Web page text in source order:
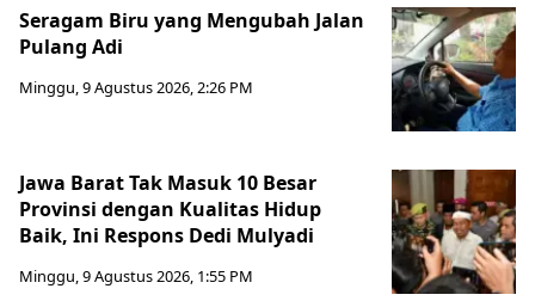
Seragam Biru yang Mengubah Jalan
Pulang Adi
Minggu, 9 Agustus 2026, 2:26 PM
Jawa Barat Tak Masuk 10 Besar
Provinsi dengan Kualitas Hidup
Baik, Ini Respons Dedi Mulyadi
Minggu, 9 Agustus 2026, 1:55 PM